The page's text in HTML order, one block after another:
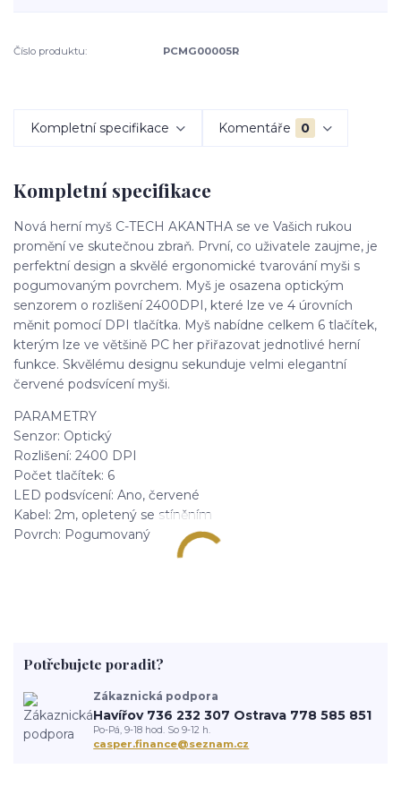
Číslo produktu: PCMG00005R
Kompletní specifikace Komentáře 0
Kompletní specifikace
Nová herní myš C-TECH AKANTHA se ve Vašich rukou
promění ve skutečnou zbraň. První, co uživatele zaujme, je
perfektní design a skvělé ergonomické tvarování myši s
pogumovaným povrchem. Myš je osazena optickým
senzorem o rozlišení 2400DPI, které lze ve 4 úrovních
měnit pomocí DPI tlačítka. Myš nabídne celkem 6 tlačítek,
kterým lze ve většině PC her přiřazovat jednotlivé herní
funkce. Skvělému designu sekunduje velmi elegantní
červené podsvícení myši.
PARAMETRY
Senzor: Optický
Rozlišení: 2400 DPI
Počet tlačítek: 6
LED podsvícení: Ano, červené
Kabel: 2m, opletený se stíněním
Povrch: Pogumovaný
Potřebujete poradit?
Zákaznická podpora
Havířov 736 232 307 Ostrava 778 585 851
Po-Pá, 9-18 hod. So 9-12 h.
casper.finance@seznam.cz